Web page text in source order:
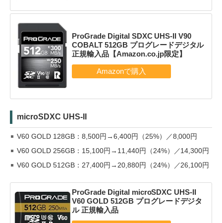
ProGrade Digital SDXC UHS-II V90
COBALT 512GB プログレードデジタル
正規輸入品【Amazon.co.jp限定】
microSDXC UHS-II
V60 GOLD 128GB：8,500円→6,400円（25%）／8,000円
V60 GOLD 256GB：15,100円→11,440円（24%）／14,300円
V60 GOLD 512GB：27,400円→20,880円（24%）／26,100円
ProGrade Digital microSDXC UHS-II
V60 GOLD 512GB プログレードデジタ
ル 正規輸入品